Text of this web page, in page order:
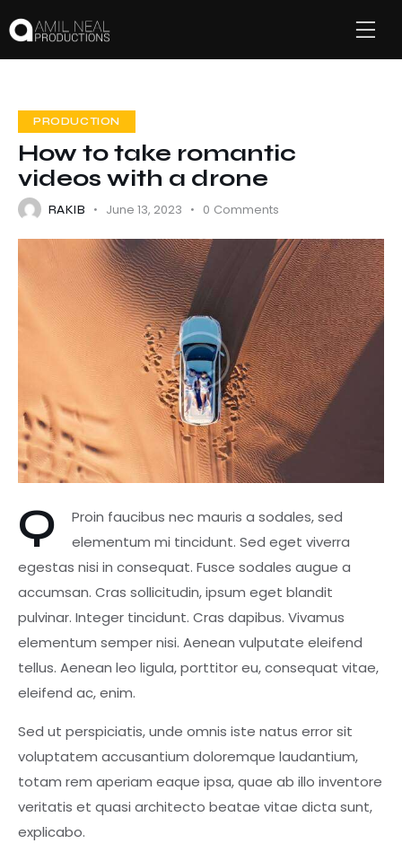
PRODUCTION
How to take romantic
videos with a drone
RAKIB June 13, 2023 0 Comments
Q
Proin faucibus nec mauris a sodales, sed
elementum mi tincidunt. Sed eget viverra
egestas nisi in consequat. Fusce sodales augue a
accumsan. Cras sollicitudin, ipsum eget blandit
pulvinar. Integer tincidunt. Cras dapibus. Vivamus
elementum semper nisi. Aenean vulputate eleifend
tellus. Aenean leo ligula, porttitor eu, consequat vitae,
eleifend ac, enim.
Sed ut perspiciatis, unde omnis iste natus error sit
voluptatem accusantium doloremque laudantium,
totam rem aperiam eaque ipsa, quae ab illo inventore
veritatis et quasi architecto beatae vitae dicta sunt,
explicabo.